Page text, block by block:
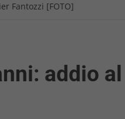
Fantozzi [FOTO]
addio al